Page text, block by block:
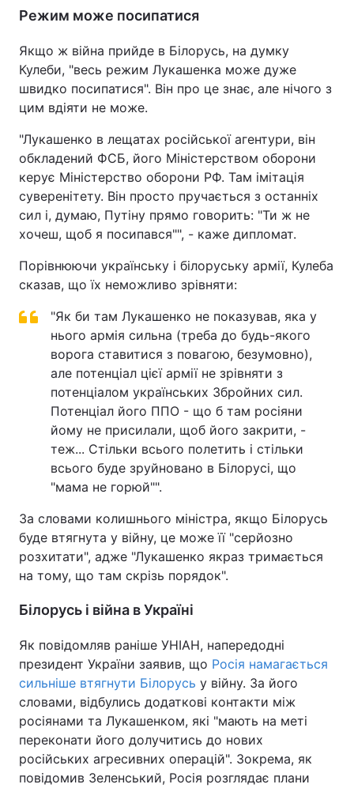
Режим може посипатися
Якщо ж війна прийде в Білорусь, на думку
Кулеби, "весь режим Лукашенка може дуже
швидко посипатися". Він про це знає, але нічого з
цим вдіяти не може.
"Лукашенко в лещатах російської агентури, він
обкладений ФСБ, його Міністерством оборони
керує Міністерство оборони РФ. Там імітація
суверенітету. Він просто пручається з останніх
сил і, думаю, Путіну прямо говорить: "Ти ж не
хочеш, щоб я посипався"", - каже дипломат.
Порівнюючи українську і білоруську армії, Кулеба
сказав, що їх неможливо зрівняти:
"Як би там Лукашенко не показував, яка у
нього армія сильна (треба до будь-якого
ворога ставитися з повагою, безумовно),
але потенціал цієї армії не зрівняти з
потенціалом українських Збройних сил.
Потенціал його ППО - що б там росіяни
йому не присилали, щоб його закрити, -
теж... Стільки всього полетить і стільки
всього буде зруйновано в Білорусі, що
"мама не горюй"".
За словами колишнього міністра, якщо Білорусь
буде втягнута у війну, це може її "серйозно
розхитати", адже "Лукашенко якраз тримається
на тому, що там скрізь порядок".
Білорусь і війна в Україні
Як повідомляв раніше УНІАН, напередодні
президент України заявив, що Росія намагається
сильніше втягнути Білорусь у війну. За його
словами, відбулись додаткові контакти між
росіянами та Лукашенком, які "мають на меті
переконати його долучитись до нових
російських агресивних операцій". Зокрема, як
повідомив Зеленський, Росія розглядає плани